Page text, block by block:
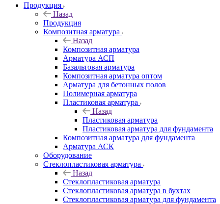
Продукция
Назад
Продукция
Композитная арматура
Назад
Композитная арматура
Арматура АСП
Базальтовая арматура
Композитная арматура оптом
Арматура для бетонных полов
Полимерная арматура
Пластиковая арматура
Назад
Пластиковая арматура
Пластиковая арматура для фундамента
Композитная арматура для фундамента
Арматура АСК
Оборудование
Cтеклопластиковая арматура
Назад
Cтеклопластиковая арматура
Стеклопластиковая арматура в бухтах
Стеклопластиковая арматура для фундамента